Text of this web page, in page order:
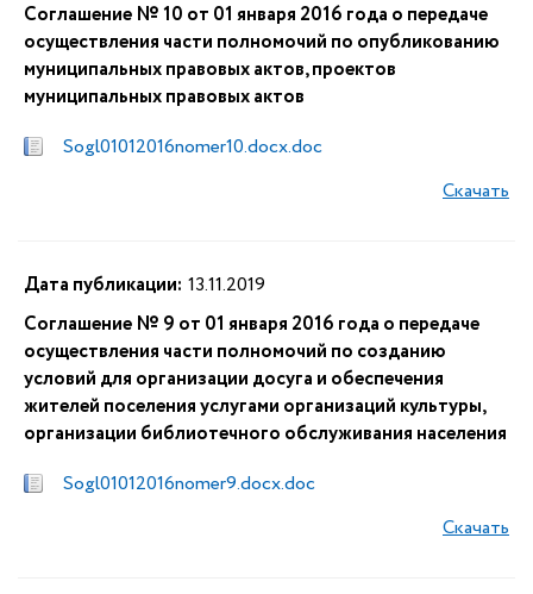
Соглашение № 10 от 01 января 2016 года о передаче
осуществления части полномочий по опубликованию
муниципальных правовых актов, проектов
муниципальных правовых актов
Sogl01012016nomer10.docx.doc
Скачать
Дата публикации: 13.11.2019
Соглашение № 9 от 01 января 2016 года о передаче
осуществления части полномочий по созданию
условий для организации досуга и обеспечения
жителей поселения услугами организаций культуры,
организации библиотечного обслуживания населения
Sogl01012016nomer9.docx.doc
Скачать